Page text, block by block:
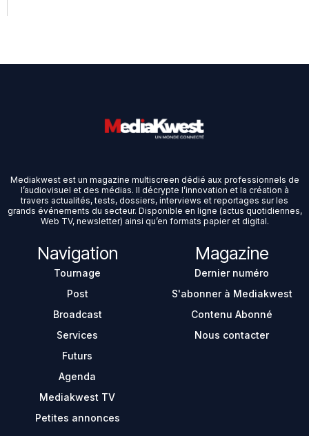
Mediakwest est un magazine multiscreen dédié aux professionnels de
l’audiovisuel et des médias. Il décrypte l’innovation et la création à
travers actualités, tests, dossiers, interviews et reportages sur les
grands événements du secteur. Disponible en ligne (actus quotidiennes,
Web TV, newsletter) ainsi qu’en formats papier et digital.
Navigation
Tournage
Post
Broadcast
Services
Futurs
Agenda
Mediakwest TV
Petites annonces
Magazine
Dernier numéro
S'abonner à Mediakwest
Contenu Abonné
Nous contacter